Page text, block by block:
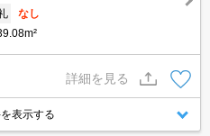
なし
詳細を見る
表示する